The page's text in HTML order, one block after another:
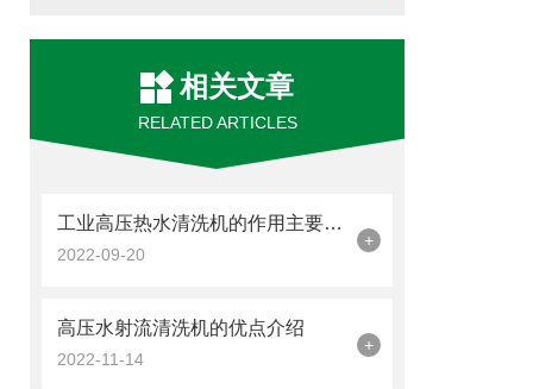
相关文章
RELATED ARTICLES
工业高压热水清洗机的作用主要体现在哪些方面呢？
2022-09-20
+
高压水射流清洗机的优点介绍
2022-11-14
+